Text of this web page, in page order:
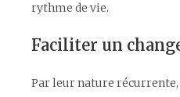
rythme de vie.
Faciliter un
Par leur nature